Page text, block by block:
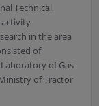
Technical
activity
in the area
of
of Gas
of Tractor